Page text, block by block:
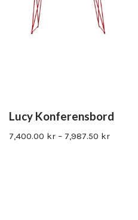
Lucy Konferensbord
7,400.00 kr – 7,987.50 kr